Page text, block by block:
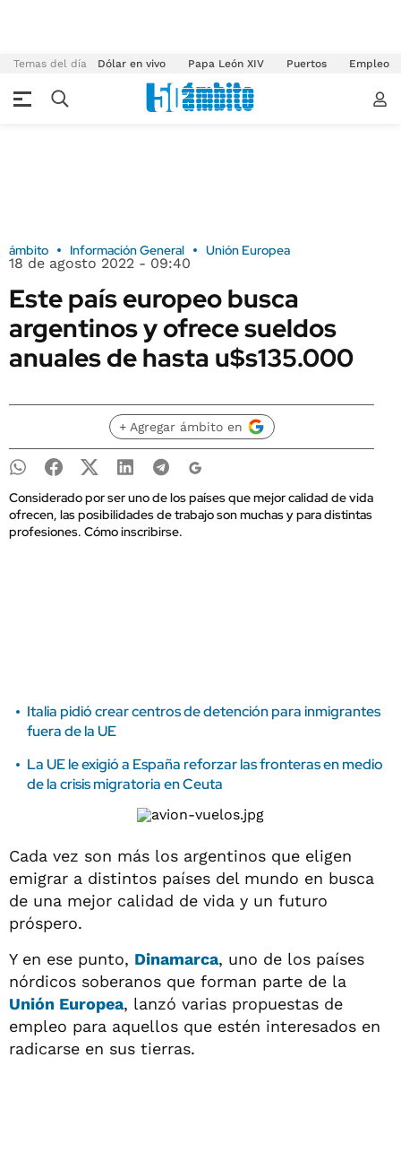
Temas del día Dólar en vivo Papa León XIV Puertos Empleo
ámbito Información General Unión Europea
18 de agosto 2022 - 09:40
Este país europeo busca
argentinos y ofrece sueldos
anuales de hasta u$s135.000
+ Agregar ámbito en
Considerado por ser uno de los países que mejor calidad de vida
ofrecen, las posibilidades de trabajo son muchas y para distintas
profesiones. Cómo inscribirse.
Italia pidió crear centros de detención para inmigrantes
fuera de la UE
La UE le exigió a España reforzar las fronteras en medio
de la crisis migratoria en Ceuta
Cada vez son más los argentinos que eligen
emigrar a distintos países del mundo en busca
de una mejor calidad de vida y un futuro
próspero.
Y en ese punto, Dinamarca, uno de los países
nórdicos soberanos que forman parte de la
Unión Europea, lanzó varias propuestas de
empleo para aquellos que estén interesados en
radicarse en sus tierras.